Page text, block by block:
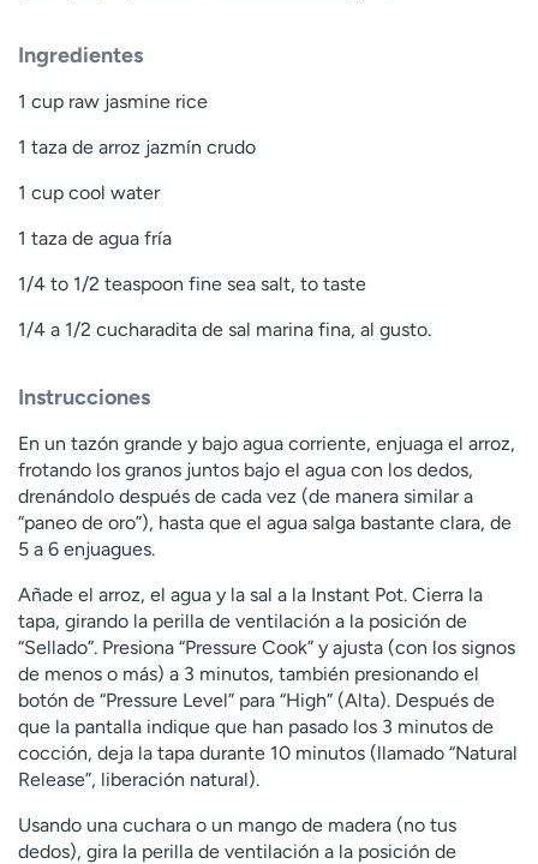
Ingredientes
1 cup raw jasmine rice
1 taza de arroz jazmín crudo
1 cup cool water
1 taza de agua fría
1/4 to 1/2 teaspoon fine sea salt, to taste
1/4 a 1/2 cucharadita de sal marina fina, al gusto.
Instrucciones
En un tazón grande y bajo agua corriente, enjuaga el arroz,
frotando los granos juntos bajo el agua con los dedos,
drenándolo después de cada vez (de manera similar a
“paneo de oro”), hasta que el agua salga bastante clara, de
5 a 6 enjuagues.
Añade el arroz, el agua y la sal a la Instant Pot. Cierra la
tapa, girando la perilla de ventilación a la posición de
“Sellado”. Presiona “Pressure Cook” y ajusta (con los signos
de menos o más) a 3 minutos, también presionando el
botón de “Pressure Level” para “High” (Alta). Después de
que la pantalla indique que han pasado los 3 minutos de
cocción, deja la tapa durante 10 minutos (llamado “Natural
Release”, liberación natural).
Usando una cuchara o un mango de madera (no tus
dedos), gira la perilla de ventilación a la posición de